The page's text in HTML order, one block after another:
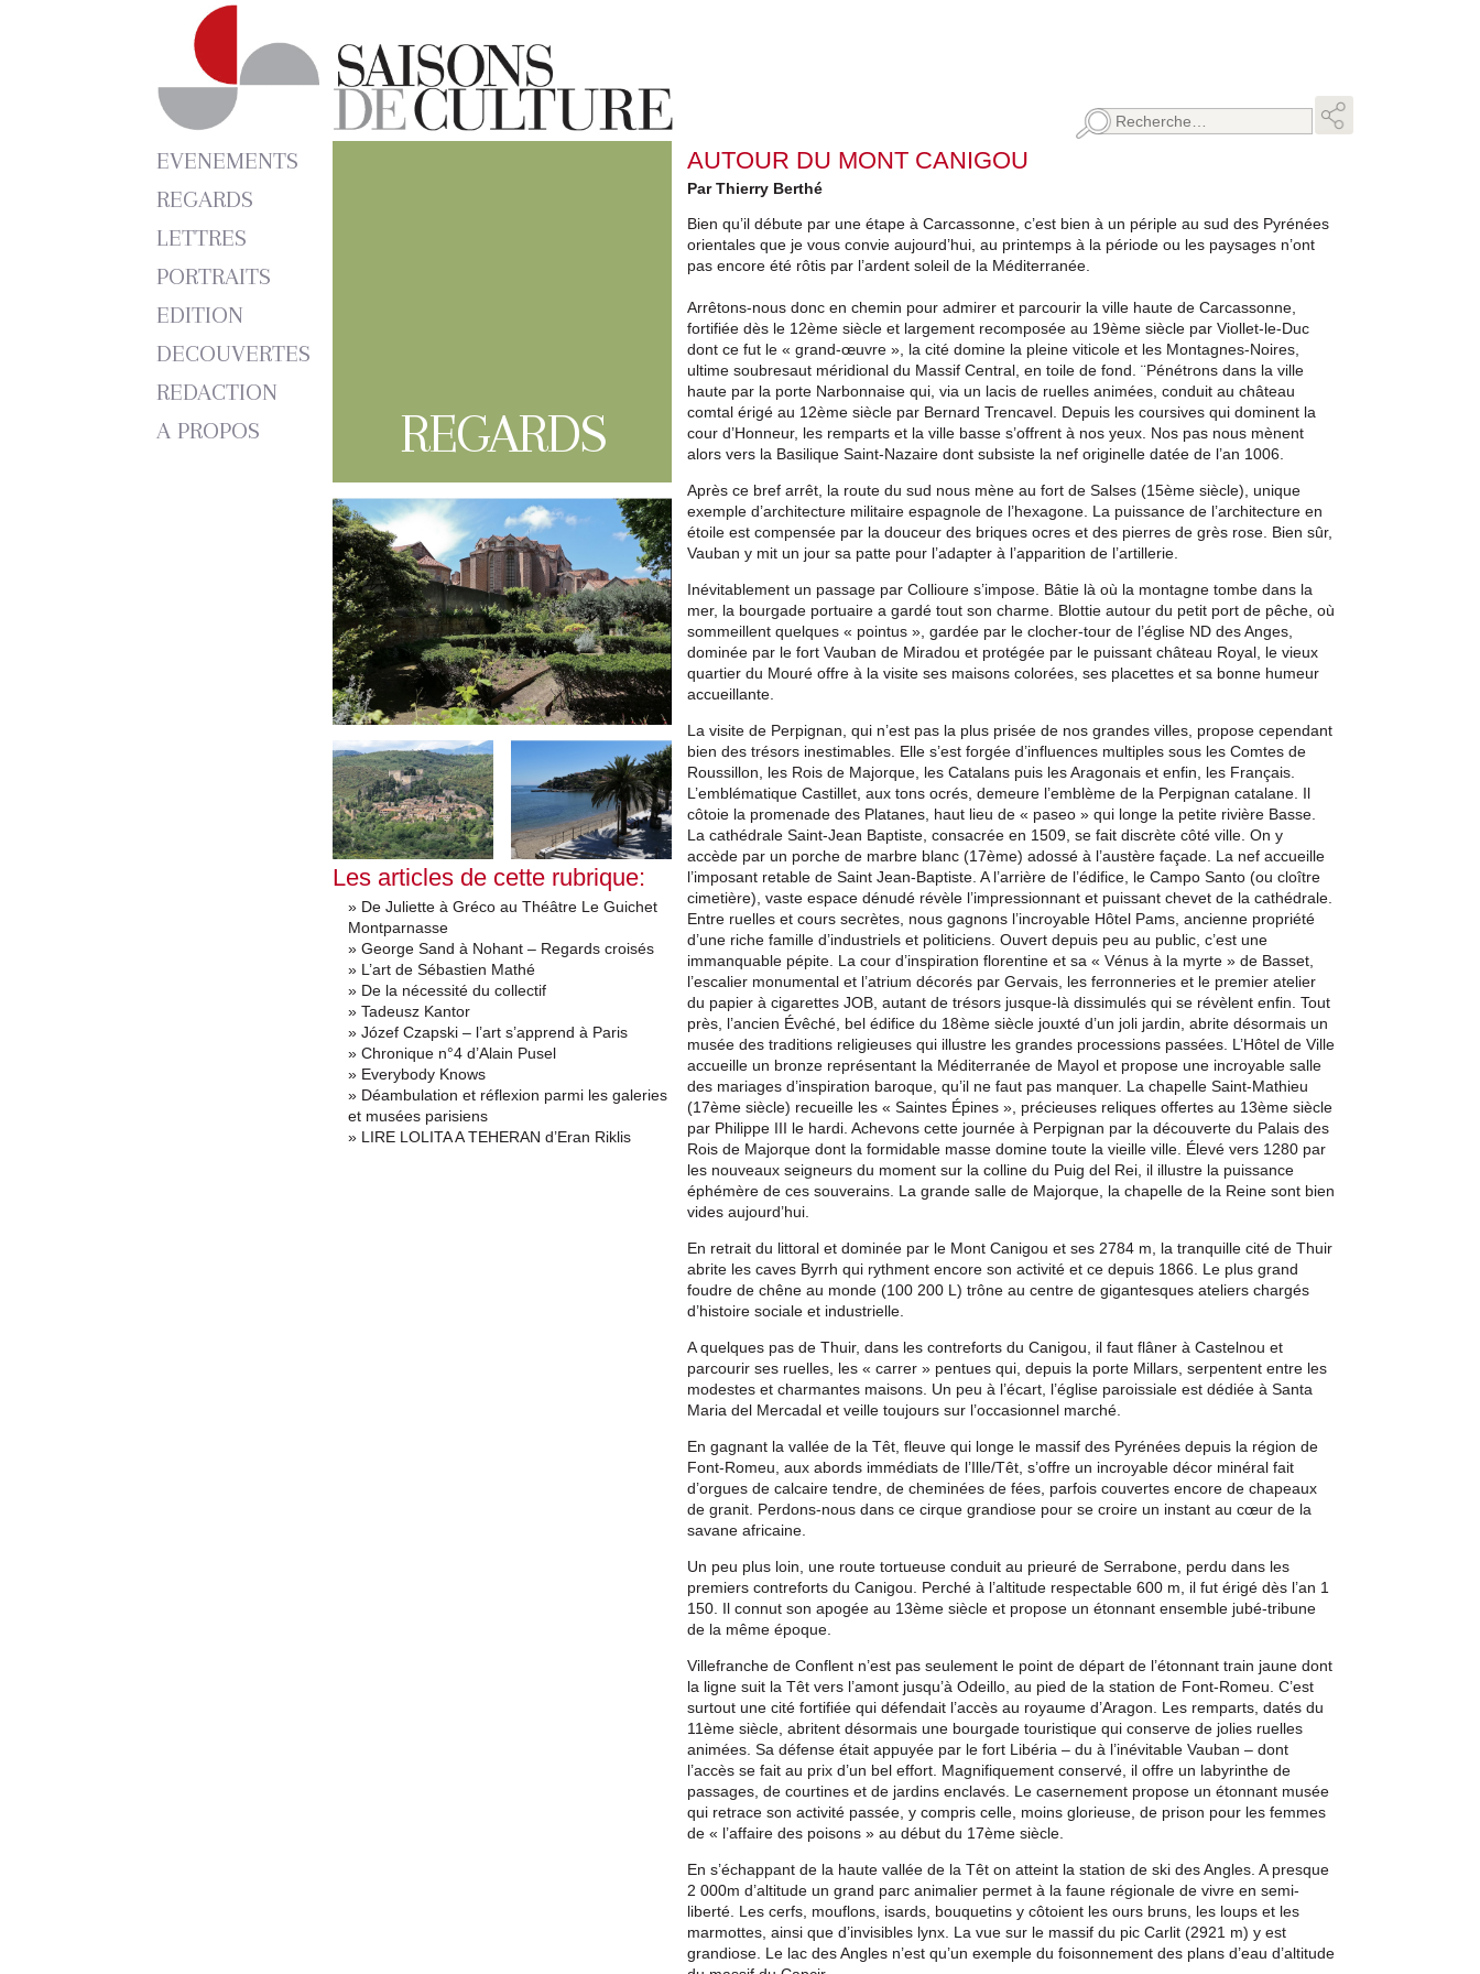
Rechercher :
EVENEMENTS
REGARDS
LETTRES
PORTRAITS
EDITION
DECOUVERTES
REDACTION
A PROPOS
REGARDS
AUTOUR DU MONT CANIGOU
Par Thierry Berthé
Bien qu’il débute par une étape à Carcassonne, c’est bien à un périple au sud des Pyrénées
orientales que je vous convie aujourd’hui, au printemps à la période ou les paysages n’ont
pas encore été rôtis par l’ardent soleil de la Méditerranée.
Arrêtons-nous donc en chemin pour admirer et parcourir la ville haute de Carcassonne,
fortifiée dès le 12ème siècle et largement recomposée au 19ème siècle par Viollet-le-Duc
dont ce fut le « grand-œuvre », la cité domine la pleine viticole et les Montagnes-Noires,
ultime soubresaut méridional du Massif Central, en toile de fond. ¨Pénétrons dans la ville
haute par la porte Narbonnaise qui, via un lacis de ruelles animées, conduit au château
comtal érigé au 12ème siècle par Bernard Trencavel. Depuis les coursives qui dominent la
cour d’Honneur, les remparts et la ville basse s’offrent à nos yeux. Nos pas nous mènent
alors vers la Basilique Saint-Nazaire dont subsiste la nef originelle datée de l’an 1006.
Après ce bref arrêt, la route du sud nous mène au fort de Salses (15ème siècle), unique
exemple d’architecture militaire espagnole de l’hexagone. La puissance de l’architecture en
étoile est compensée par la douceur des briques ocres et des pierres de grès rose. Bien sûr,
Vauban y mit un jour sa patte pour l’adapter à l’apparition de l’artillerie.
Inévitablement un passage par Collioure s’impose. Bâtie là où la montagne tombe dans la
mer, la bourgade portuaire a gardé tout son charme. Blottie autour du petit port de pêche, où
sommeillent quelques « pointus », gardée par le clocher-tour de l’église ND des Anges,
dominée par le fort Vauban de Miradou et protégée par le puissant château Royal, le vieux
quartier du Mouré offre à la visite ses maisons colorées, ses placettes et sa bonne humeur
accueillante.
La visite de Perpignan, qui n’est pas la plus prisée de nos grandes villes, propose cependant
bien des trésors inestimables. Elle s’est forgée d’influences multiples sous les Comtes de
Roussillon, les Rois de Majorque, les Catalans puis les Aragonais et enfin, les Français.
L’emblématique Castillet, aux tons ocrés, demeure l’emblème de la Perpignan catalane. Il
côtoie la promenade des Platanes, haut lieu de « paseo » qui longe la petite rivière Basse.
La cathédrale Saint-Jean Baptiste, consacrée en 1509, se fait discrète côté ville. On y
accède par un porche de marbre blanc (17ème) adossé à l’austère façade. La nef accueille
l’imposant retable de Saint Jean-Baptiste. A l’arrière de l’édifice, le Campo Santo (ou cloître
cimetière), vaste espace dénudé révèle l’impressionnant et puissant chevet de la cathédrale.
Entre ruelles et cours secrètes, nous gagnons l’incroyable Hôtel Pams, ancienne propriété
d’une riche famille d’industriels et politiciens. Ouvert depuis peu au public, c’est une
immanquable pépite. La cour d’inspiration florentine et sa « Vénus à la myrte » de Basset,
l’escalier monumental et l’atrium décorés par Gervais, les ferronneries et le premier atelier
du papier à cigarettes JOB, autant de trésors jusque-là dissimulés qui se révèlent enfin. Tout
près, l’ancien Évêché, bel édifice du 18ème siècle jouxté d’un joli jardin, abrite désormais un
musée des traditions religieuses qui illustre les grandes processions passées. L’Hôtel de Ville
accueille un bronze représentant la Méditerranée de Mayol et propose une incroyable salle
des mariages d’inspiration baroque, qu’il ne faut pas manquer. La chapelle Saint-Mathieu
(17ème siècle) recueille les « Saintes Épines », précieuses reliques offertes au 13ème siècle
par Philippe III le hardi. Achevons cette journée à Perpignan par la découverte du Palais des
Rois de Majorque dont la formidable masse domine toute la vieille ville. Élevé vers 1280 par
les nouveaux seigneurs du moment sur la colline du Puig del Rei, il illustre la puissance
éphémère de ces souverains. La grande salle de Majorque, la chapelle de la Reine sont bien
vides aujourd’hui.
En retrait du littoral et dominée par le Mont Canigou et ses 2784 m, la tranquille cité de Thuir
abrite les caves Byrrh qui rythment encore son activité et ce depuis 1866. Le plus grand
foudre de chêne au monde (100 200 L) trône au centre de gigantesques ateliers chargés
d’histoire sociale et industrielle.
A quelques pas de Thuir, dans les contreforts du Canigou, il faut flâner à Castelnou et
parcourir ses ruelles, les « carrer » pentues qui, depuis la porte Millars, serpentent entre les
modestes et charmantes maisons. Un peu à l’écart, l’église paroissiale est dédiée à Santa
Maria del Mercadal et veille toujours sur l’occasionnel marché.
En gagnant la vallée de la Têt, fleuve qui longe le massif des Pyrénées depuis la région de
Font-Romeu, aux abords immédiats de l’Ille/Têt, s’offre un incroyable décor minéral fait
d’orgues de calcaire tendre, de cheminées de fées, parfois couvertes encore de chapeaux
de granit. Perdons-nous dans ce cirque grandiose pour se croire un instant au cœur de la
savane africaine.
Un peu plus loin, une route tortueuse conduit au prieuré de Serrabone, perdu dans les
premiers contreforts du Canigou. Perché à l’altitude respectable 600 m, il fut érigé dès l’an 1
150. Il connut son apogée au 13ème siècle et propose un étonnant ensemble jubé-tribune
de la même époque.
Villefranche de Conflent n’est pas seulement le point de départ de l’étonnant train jaune dont
la ligne suit la Têt vers l’amont jusqu’à Odeillo, au pied de la station de Font-Romeu. C’est
surtout une cité fortifiée qui défendait l’accès au royaume d’Aragon. Les remparts, datés du
11ème siècle, abritent désormais une bourgade touristique qui conserve de jolies ruelles
animées. Sa défense était appuyée par le fort Libéria – du à l’inévitable Vauban – dont
l’accès se fait au prix d’un bel effort. Magnifiquement conservé, il offre un labyrinthe de
passages, de courtines et de jardins enclavés. Le casernement propose un étonnant musée
qui retrace son activité passée, y compris celle, moins glorieuse, de prison pour les femmes
de « l’affaire des poisons » au début du 17ème siècle.
En s’échappant de la haute vallée de la Têt on atteint la station de ski des Angles. A presque
2 000m d’altitude un grand parc animalier permet à la faune régionale de vivre en semi-
liberté. Les cerfs, mouflons, isards, bouquetins y côtoient les ours bruns, les loups et les
marmottes, ainsi que d’invisibles lynx. La vue sur le massif du pic Carlit (2921 m) y est
grandiose. Le lac des Angles n’est qu’un exemple du foisonnement des plans d’eau d’altitude
Les articles de cette rubrique:
» De Juliette à Gréco au Théâtre Le Guichet
Montparnasse
» George Sand à Nohant – Regards croisés
» L’art de Sébastien Mathé
» De la nécessité du collectif
» Tadeusz Kantor
» Józef Czapski – l’art s’apprend à Paris
» Chronique n°4 d’Alain Pusel
» Everybody Knows
» Déambulation et réflexion parmi les galeries
et musées parisiens
» LIRE LOLITA A TEHERAN d’Eran Riklis